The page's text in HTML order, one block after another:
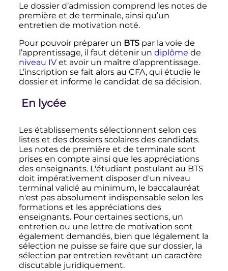
Le dossier d’admission comprend les notes de
première et de terminale, ainsi qu’un
entretien de motivation noté.
Pour pouvoir préparer un BTSpar la voie de
l’apprentissage, il faut détenir un diplôme de
niveau IVet avoir un maître d’apprentissage.
L’inscription se fait alors au CFA, qui étudie le
dossier et informe le candidat de sa décision.
En lycée
Les établissements sélectionnent selon ces
listes et des dossiers scolaires des candidats.
Les notes de première et de terminale sont
prises en compte ainsi que les appréciations
des enseignants. L'étudiant postulant au BTS
doit impérativement disposer d'un niveau
terminal validé au minimum, le baccalauréat
n'est pas absolument indispensable selon les
formations et les appréciations des
enseignants. Pour certaines sections, un
entretien ou une lettre de motivation sont
également demandés, bien que légalement la
sélection ne puisse se faire que sur dossier, la
sélection par entretien revêtant un caractère
discutable juridiquement.